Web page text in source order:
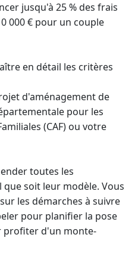
jusqu'à 25 % des frais
000 € pour un couple
en détail les critères
d'aménagement de
pour les
(CAF) ou votre
toutes les
que soit leur modèle. Vous
les démarches à suivre
pour planifier la pose
profiter d'un monte-